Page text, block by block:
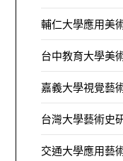
輔仁大學應用美
台中教育大學美
嘉義大學視覺藝
台灣大學藝術史
交通大學應用藝